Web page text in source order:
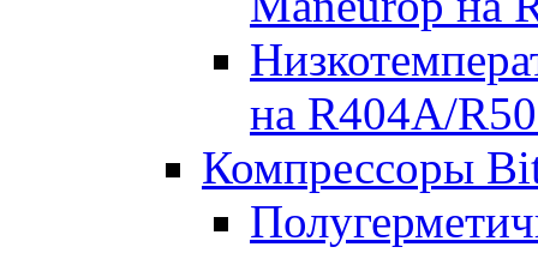
на R404A/
Компрессоры